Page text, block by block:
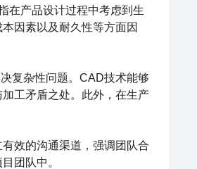
在产品设计过程中考虑到生
因素以及耐久性等方面因
复杂性问题。CAD技术能够
工矛盾之处。此外，在生产
效的沟通渠道，强调团队合
团队中。